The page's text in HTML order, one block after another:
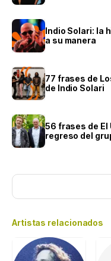
Indio Solari: la
a su manera
77 frases de
de Indio Solari
56 frases de El
regreso del
Artistas relacionados